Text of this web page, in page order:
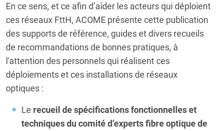
En ce sens, et ce afin d’aider les acteurs qui déploient
ces réseaux FttH, ACOME présente cette publication
des supports de référence, guides et divers recueils
de recommandations de bonnes pratiques, à
l'attention des personnels qui réalisent ces
déploiements et ces installations de réseaux
optiques :
Le recueil de spécifications fonctionnelles et
techniques du comité d’experts fibre optique de